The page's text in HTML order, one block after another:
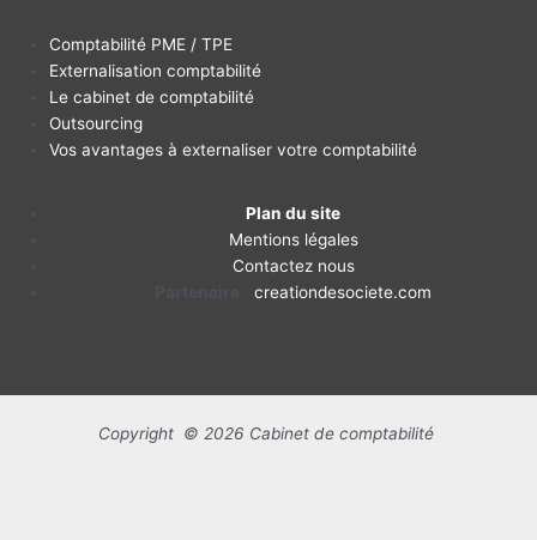
Comptabilité PME / TPE
Externalisation comptabilité
Le cabinet de comptabilité
Outsourcing
Vos avantages à externaliser votre comptabilité
Plan du site
Mentions légales
Contactez nous
:creationdesociete.com
Copyright © 2026 Cabinet de comptabilité